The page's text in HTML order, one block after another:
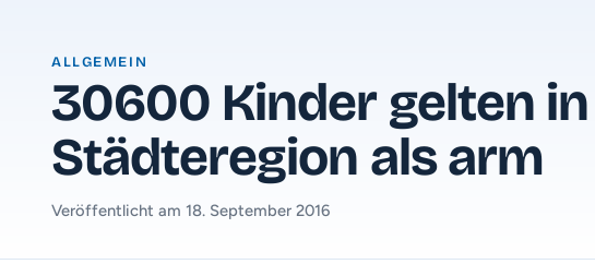
ALLGEMEIN
30600 Kinder gelten
Städteregion als arm
Veröffentlicht am 18. September 2016